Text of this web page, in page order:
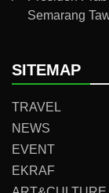
Semarang
SITEMAP
TRAVEL
NEWS
EVENT
EKRAF